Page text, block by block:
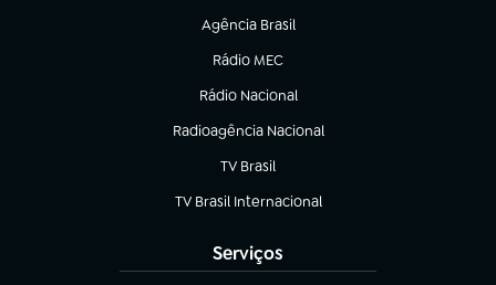
Agência Brasil
(abre em nova aba)
Rádio MEC
(abre em nova aba)
Rádio Nacional
Radioagência Nacional
(abre em nova aba)
TV Brasil
(abre em nova aba)
TV Brasil Internacional
(abre em nova aba)
Serviços